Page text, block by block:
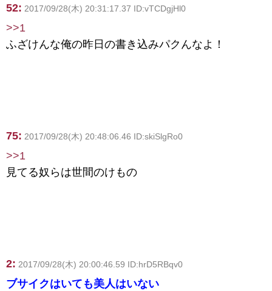
52: 2017/09/28(木) 20:31:17.37 ID:vTCDgjHl0
>>1
ふざけんな俺の昨日の書き込みパクんなよ！
75: 2017/09/28(木) 20:48:06.46 ID:skiSlgRo0
>>1
見てる奴らは世間のけもの
2: 2017/09/28(木) 20:00:46.59 ID:hrD5RBqv0
ブサイクはいても美人はいない